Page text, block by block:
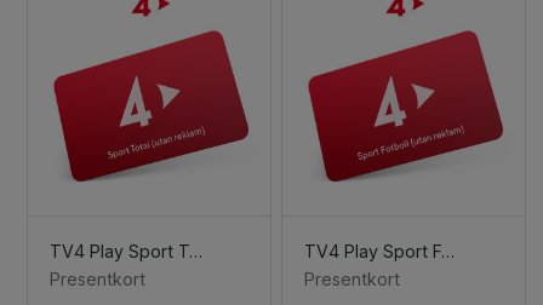
TV4 Play Sport Total (utan reklam)
Presentkort
TV4 Play Sport Fotboll (utan reklam)
Presentkort